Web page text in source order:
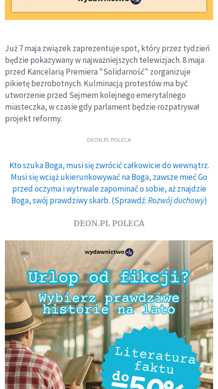
Już 7 maja związek zaprezentuje spot, który przez tydzień
będzie pokazywany w najważniejszych telewizjach. 8 maja
przed Kancelarią Premiera "Solidarność" zorganizuje
pikietę bezrobotnych. Kulminacją protestów ma być
utworzenie przed Sejmem kolejnego emerytalnego
miasteczka, w czasie gdy parlament będzie rozpatrywał
projekt reformy.
DEON.PL POLECA
Kto szuka Boga, musi się zwrócić całkowicie do wewnątrz.
Musi się wciąż ukierunkowywać na Boga, zawsze mieć Go
przed oczyma i wytrwale zapominać o sobie, aż znajdzie
Boga, swój prawdziwy skarb. (Sprawdź:Rozwój duchowy)
DEON.PL POLECA